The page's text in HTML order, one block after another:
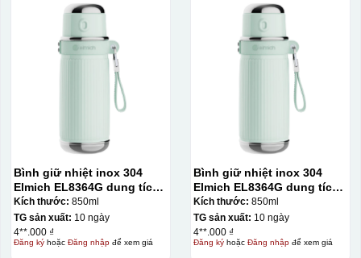
Kiểu in:
Bình giữ nhiệt inox 304
Elmich EL8364G dung tích
850ml
Kích thước: 850ml
TG sản xuất: 10 ngày
4**.000 ₫
Đăng kýhoặc Đăng nhậpđể xem giá
Bình giữ nhiệt inox 304
Elmich EL8364G dung tích
850ml
Kích thước: 850ml
TG sản xuất: 10 ngày
4**.000 ₫
Đăng kýhoặc Đăng nhậpđể xem giá